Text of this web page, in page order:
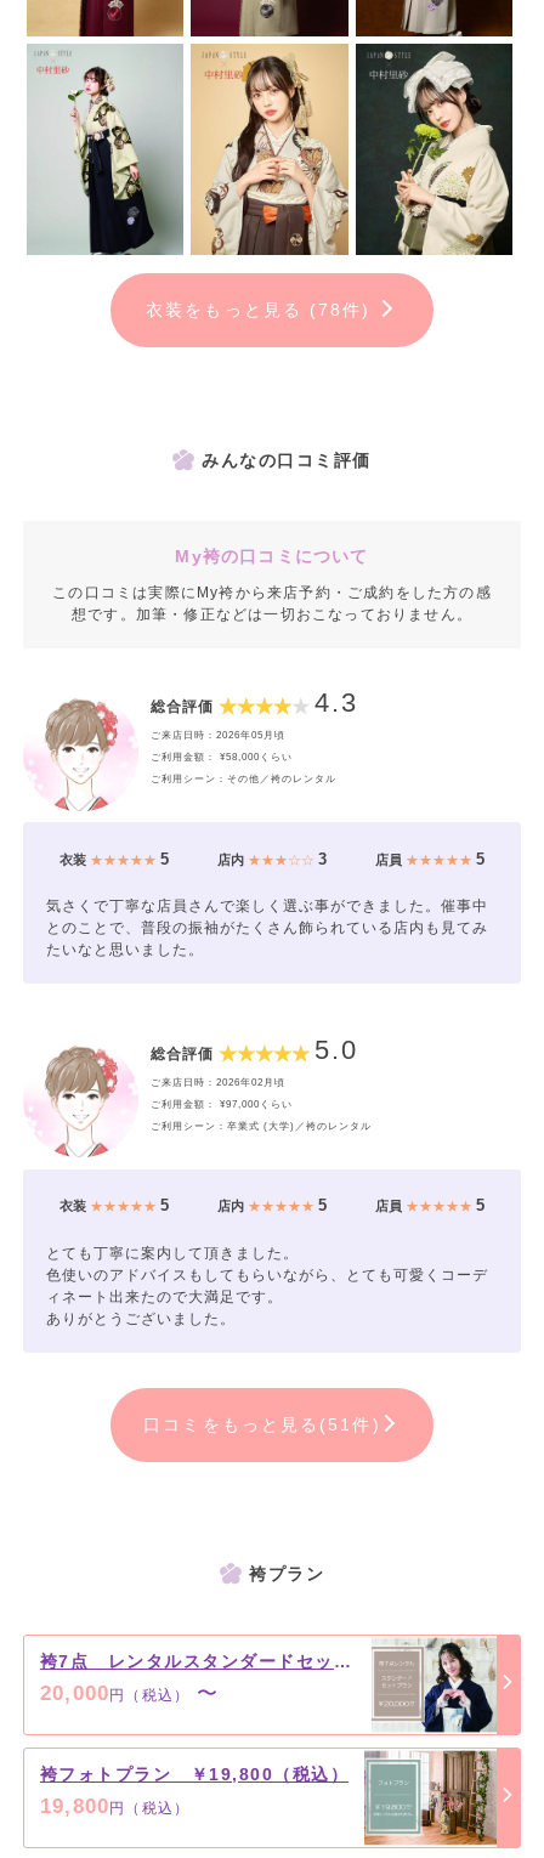
衣装をもっと見る (78件)
みんなの口コミ評価
My袴の口コミについて
この口コミは実際にMy袴から来店予約・ご成約をした方の感
想です。加筆・修正などは一切おこなっておりません。
総合評価 4.3
ご来店日時：2026年05月頃
ご利用金額： ¥58,000くらい
ご利用シーン：その他／袴のレンタル
衣装★★★★★ 5 店内★★★☆☆ 3 店員 ★★★★★5
気さくで丁寧な店員さんで楽しく選ぶ事ができました。催事中
とのことで、普段の振袖がたくさん飾られている店内も見てみ
たいなと思いました。
総合評価 5.0
ご来店日時：2026年02月頃
ご利用金額： ¥97,000くらい
ご利用シーン：卒業式 (大学)／袴のレンタル
衣装★★★★★ 5 店内★★★★★ 5 店員 ★★★★★5
とても丁寧に案内して頂きました。
色使いのアドバイスもしてもらいながら、とても可愛くコーデ
ィネート出来たので大満足です。
ありがとうございました。
口コミをもっと見る(51件)
袴プラン
袴7点 レンタルスタンダードセットプラン ￥20,000（税込）～
20,000円（税込） 〜
袴フォトプラン ￥19,800（税込）
19,800円（税込）